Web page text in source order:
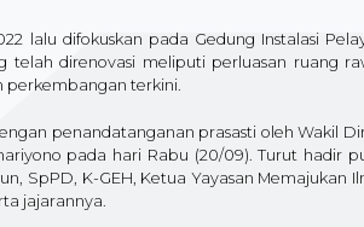
lalu difokuskan pada Gedung Instalasi
telah direnovasi meliputi perluasan ruang
perkembangan terkini.
penandatanganan prasasti oleh Wakil
pada hari Rabu (20/09). Turut hadir
SpPD, K-GEH, Ketua Yayasan Memajukan
jajarannya.